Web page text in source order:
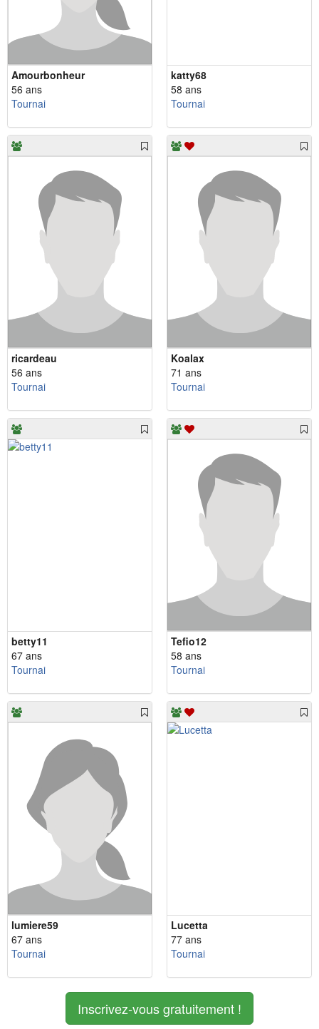
Amourbonheur
56 ans
Tournai
katty68
58 ans
Tournai
ricardeau
56 ans
Tournai
Koalax
71 ans
Tournai
betty11
67 ans
Tournai
Tefio12
58 ans
Tournai
lumiere59
67 ans
Tournai
Lucetta
77 ans
Tournai
Inscrivez-vous gratuitement !